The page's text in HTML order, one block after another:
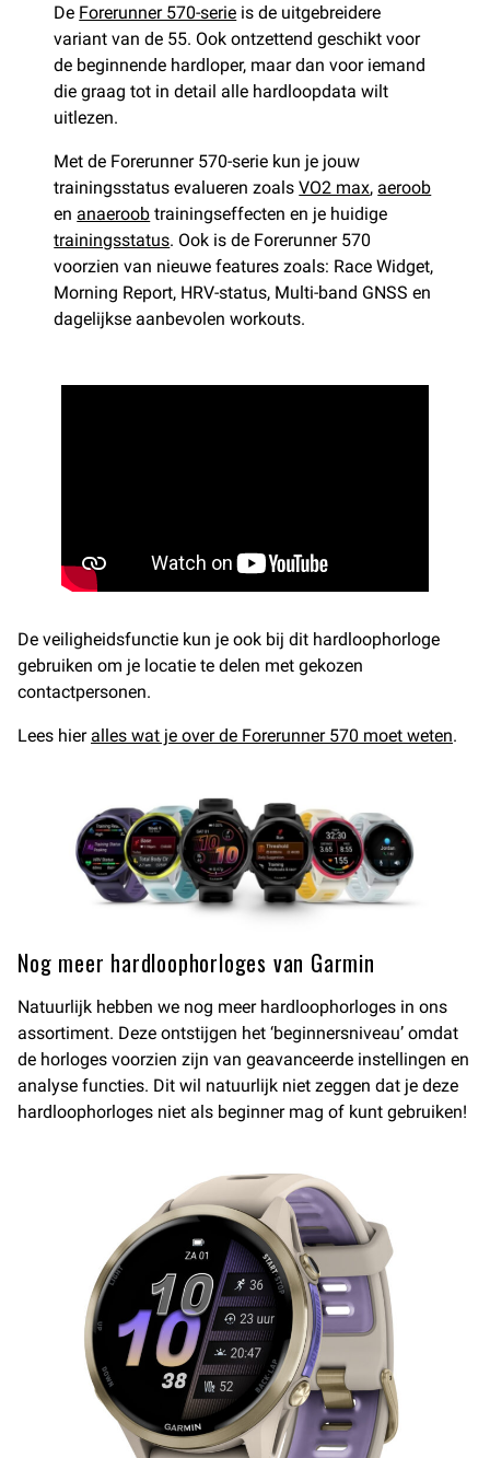
De Forerunner 570-serie is de uitgebreidere
variant van de 55. Ook ontzettend geschikt voor
de beginnende hardloper, maar dan voor iemand
die graag tot in detail alle hardloopdata wilt
uitlezen.
Met de Forerunner 570-serie kun je jouw
trainingsstatus evalueren zoalsVO2 max, aeroob
en anaeroob trainingseffecten en je huidige
trainingsstatus. Ook is de Forerunner 570
voorzien van nieuwe features zoals: Race Widget,
Morning Report, HRV-status, Multi-band GNSS en
dagelijkse aanbevolen workouts.
De veiligheidsfunctie kun je ook bij dit hardloophorloge
gebruiken om je locatie te delen met gekozen
contactpersonen.
Lees hier alles wat je over de Forerunner 570 moet weten.
Nog meer hardloophorloges van Garmin
Natuurlijk hebben we nog meer hardloophorloges in ons
assortiment. Deze ontstijgen het ‘beginnersniveau’ omdat
de horloges voorzien zijn van geavanceerde instellingen en
analyse functies. Dit wil natuurlijk niet zeggen dat je deze
hardloophorloges niet als beginner mag of kunt gebruiken!